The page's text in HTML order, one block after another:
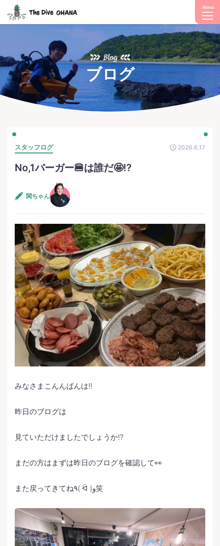
Menu
Blog
ブログ
スタッフログ 2026.6.17
No,1バーガー🍔は誰だ🤩⁉️
関ちゃん
みなさまこんんばんは‼️
昨日のブログは
見ていただけましたでしょうか⁉️
まだの方はまずは昨日のブログを確認して👀
また戻ってきてね٩( ᐛ )و笑